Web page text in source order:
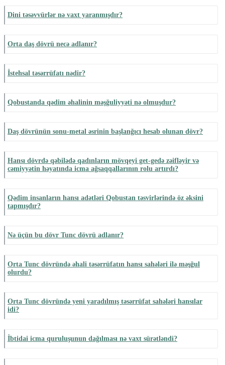
Dini təsəvvürlər nə vaxt yaranmışdır?
Orta daş dövrü necə adlanır?
İstehsal təsərrüfatı nədir?
Qobustanda qədim əhalinin məşğuliyyəti nə olmuşdur?
Daş dövrünün sonu-metal əsrinin başlanğıcı hesab olunan dövr?
Hansı dövrdə qəbilədə qadınların mövqeyi get-gedə zəifləyir və
cəmiyyətin həyatında icma ağsaqqallarının rolu artırdı?
Qədim insanların hansı adətləri Qobustan təsvirlərində öz əksini
tapmışdır?
Nə üçün bu dövr Tunc dövrü adlanır?
Orta Tunc dövründə əhali təsərrüfatın hansı sahələri ilə məşğul
olurdu?
Orta Tunc dövründə yeni yaradılmış təsərrüfat sahələri hansılar
idi?
İbtidai icma quruluşunun dağılması nə vaxt sürətləndi?